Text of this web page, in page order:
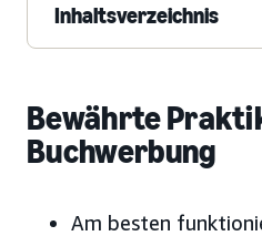
Inhaltsverzeichnis
Bewährte
Buchwerbung
Am besten